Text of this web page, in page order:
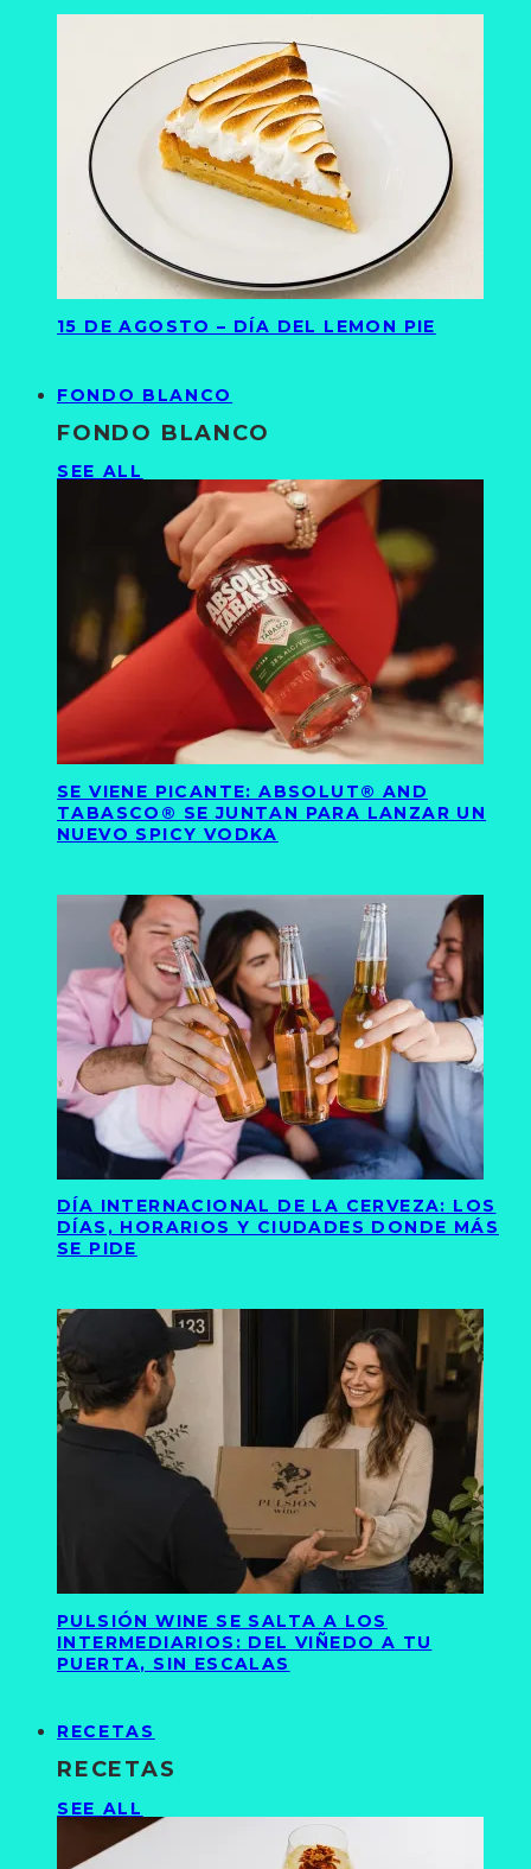
15 DE AGOSTO – DÍA DEL LEMON PIE
FONDO BLANCO
FONDO BLANCO
SEE ALL
SE VIENE PICANTE: ABSOLUT® AND
TABASCO® SE JUNTAN PARA LANZAR UN
NUEVO SPICY VODKA
DÍA INTERNACIONAL DE LA CERVEZA: LOS
DÍAS, HORARIOS Y CIUDADES DONDE MÁS
SE PIDE
PULSIÓN WINE SE SALTA A LOS
INTERMEDIARIOS: DEL VIÑEDO A TU
PUERTA, SIN ESCALAS
RECETAS
RECETAS
SEE ALL